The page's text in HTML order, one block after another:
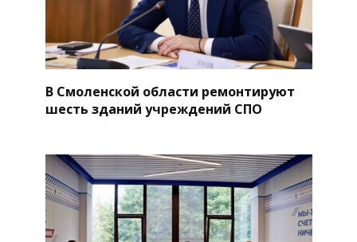
В Смоленской области ремонтируют
шесть зданий учреждений СПО